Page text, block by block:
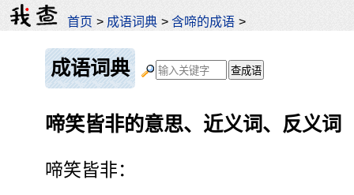
首页 > 成语词典 >含啼的成语 >
成语词典
啼笑皆非的意思、近义词、反义词
啼笑皆非：